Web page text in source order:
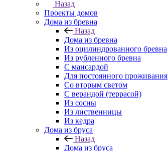
Назад
Проекты домов
Дома из бревна
Назад
Дома из бревна
Из оцилиндрованного бревна
Из рубленного бревна
С мансардой
Для постоянного проживания
Со вторым светом
С верандой (террасой)
Из сосны
Из лиственницы
Из кедра
Дома из бруса
Назад
Дома из бруса